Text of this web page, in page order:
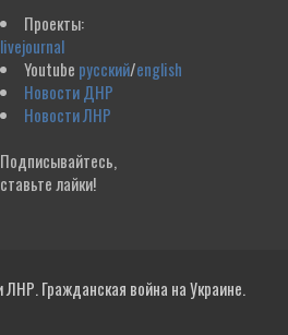
Проекты:
livejournal
Youtube русский/english
Новости ДНР
Новости ЛНР
Подписывайтесь,
ставьте лайки!
Гражданская война на Украине.